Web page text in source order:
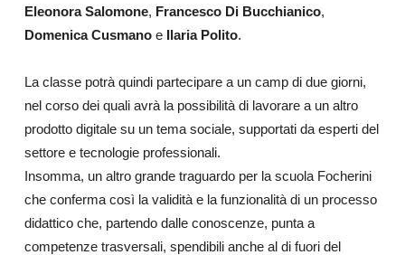
Eleonora Salomone, Francesco Di Bucchianico,
Domenica Cusmano e Ilaria Polito.
La classe potrà quindi partecipare a un camp di due giorni,
nel corso dei quali avrà la possibilità di lavorare a un altro
prodotto digitale su un tema sociale, supportati da esperti del
settore e tecnologie professionali.
Insomma, un altro grande traguardo per la scuola Focherini
che conferma così la validità e la funzionalità di un processo
didattico che, partendo dalle conoscenze, punta a
competenze trasversali, spendibili anche al di fuori del